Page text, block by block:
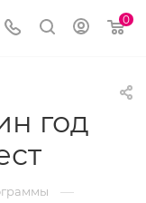
0
год
—